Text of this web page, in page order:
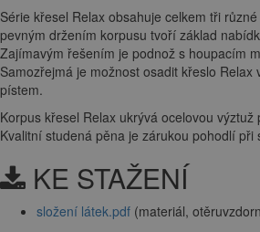
Série křesel Relax obsahuje celkem tři
pevným držením korpusu tvoří základ
Zajímavým řešením je podnož s houpacím
Samozřejmá je možnost osadit křeslo Relax
pístem.
Korpus křesel Relax ukrývá ocelovou
Kvalitní studená pěna je zárukou pohodlí při
KE STAŽENÍ
složení látek.pdf (materiál,